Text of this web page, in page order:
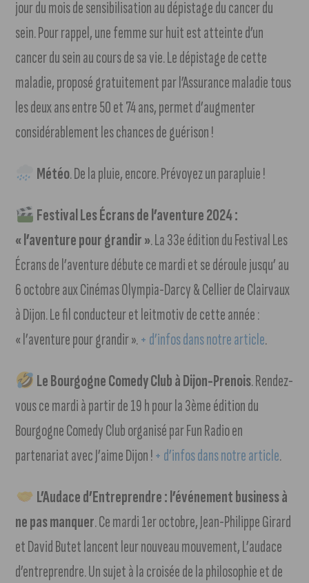
jour du mois de sensibilisation au dépistage du cancer du
sein. Pour rappel, une femme sur huit est atteinte d’un
cancer du sein au cours de sa vie. Le dépistage de cette
maladie, proposé gratuitement par l’Assurance maladie tous
les deux ans entre 50 et 74 ans, permet d’augmenter
considérablement les chances de guérison !
Météo. De la pluie, encore. Prévoyez un parapluie !
Festival Les Écrans de l’aventure 2024 :
« l’aventure pour grandir ». La 33e édition du Festival Les
Écrans de l’aventure débute ce mardi et se déroule jusqu’ au
6 octobre aux Cinémas Olympia-Darcy & Cellier de Clairvaux
à Dijon. Le fil conducteur et leitmotiv de cette année :
« l’aventure pour grandir ».+ d’infos dans notre article.
Le Bourgogne Comedy Club à Dijon-Prenois. Rendez-
vous ce mardi à partir de 19 h pour la 3ème édition du
Bourgogne Comedy Club organisé par Fun Radio en
partenariat avec J’aime Dijon !+ d’infos dans notre article.
L’Audace d’Entreprendre : l’événement business à
ne pas manquer. Ce mardi 1er octobre, Jean-Philippe Girard
et David Butet lancent leur nouveau mouvement, L’audace
d’entreprendre. Un sujet à la croisée de la philosophie et de